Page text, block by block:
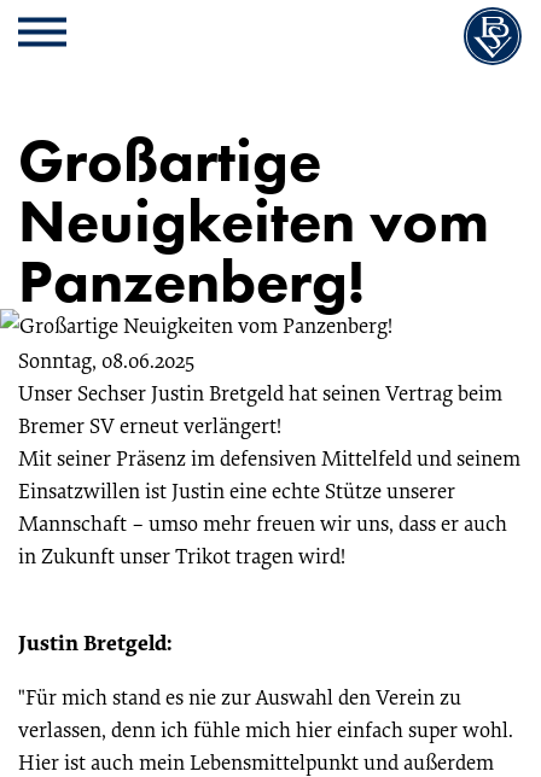
Cookie
Einstellungen
Zum
Inhalt
springen
Cookie
Einstellungen
Kopfbereich
MENU
Großartige
Neuigkeiten vom
Panzenberg!
Sonntag, 08.06.2025
Unser Sechser Justin Bretgeld hat seinen Vertrag beim
Bremer SV erneut verlängert!
Mit seiner Präsenz im defensiven Mittelfeld und seinem
Einsatzwillen ist Justin eine echte Stütze unserer
Mannschaft – umso mehr freuen wir uns, dass er auch
in Zukunft unser Trikot tragen wird!
Justin Bretgeld:
"Für mich stand es nie zur Auswahl den Verein zu
verlassen, denn ich fühle mich hier einfach super wohl.
Hier ist auch mein Lebensmittelpunkt und außerdem